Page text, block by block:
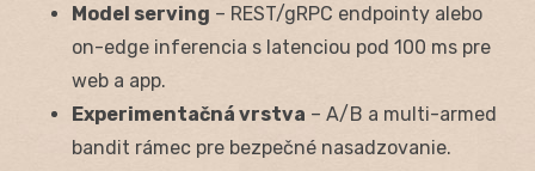
Model serving – REST/gRPC endpointy alebo
on-edge inferencia s latenciou pod 100 ms pre
web a app.
Experimentačná vrstva – A/B a multi-armed
bandit rámec pre bezpečné nasadzovanie.